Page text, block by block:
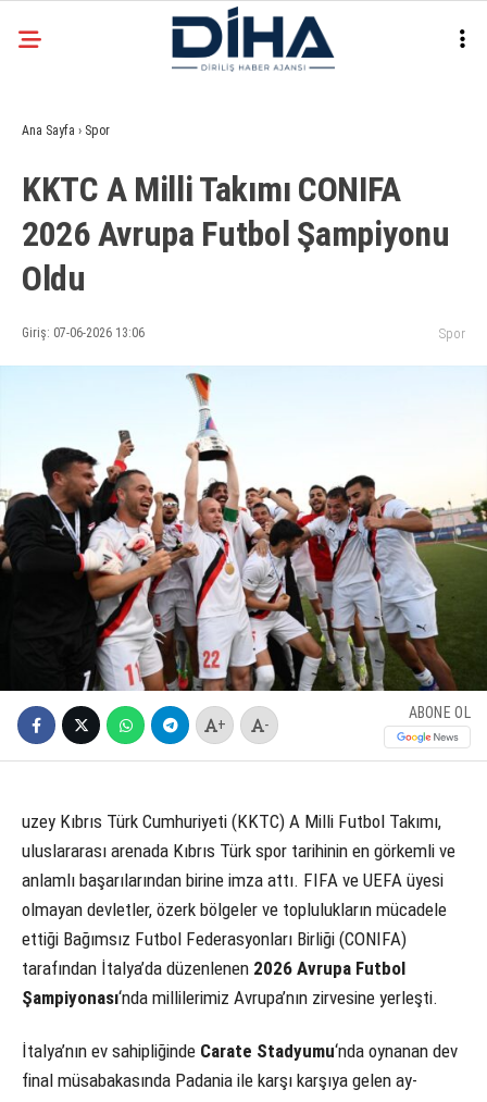
30.1°
ANKARA
EKONOMI
SIYASET
DÜNYA
Ana Sayfa › Spor
KKTC A Milli Takımı CONIFA
2026 Avrupa Futbol Şampiyonu
Oldu
Giriş: 07-06-2026 13:06 Spor
+ -
ABONE OL
uzey Kıbrıs Türk Cumhuriyeti (KKTC) A Milli Futbol Takımı,
uluslararası arenada Kıbrıs Türk spor tarihinin en görkemli ve
anlamlı başarılarından birine imza attı. FIFA ve UEFA üyesi
olmayan devletler, özerk bölgeler ve toplulukların mücadele
ettiği Bağımsız Futbol Federasyonları Birliği (CONIFA)
tarafından İtalya’da düzenlenen 2026 Avrupa Futbol
Şampiyonası‘nda millilerimiz Avrupa’nın zirvesine yerleşti.
İtalya’nın ev sahipliğinde Carate Stadyumu‘nda oynanan dev
final müsabakasında Padania ile karşı karşıya gelen ay-